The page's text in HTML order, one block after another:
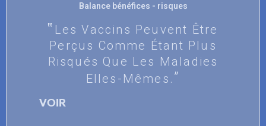
Balance bénéfices - risques
Les Vaccins Peuvent Être
Perçus Comme Étant Plus
Risqués Que Les Maladies
Elles-Mêmes.
VOIR